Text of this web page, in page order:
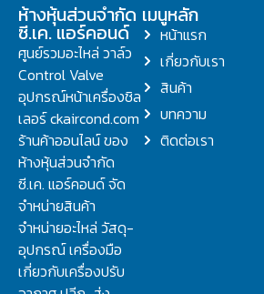
ห้างหุ้นส่วนจำกัด
ซี.เค. แอร์คอนด์
ศูนย์รวมอะไหล่ วาล์ว
Control Valve
อุปกรณ์หน้าเครื่องชิล
เลอร์ ckaircond.com
ร้านค้าออนไลน์ ของ
ห้างหุ้นส่วนจำกัด
ซี.เค. แอร์คอนด์ จัด
จำหน่ายสินค้า
จำหน่ายอะไหล่ วัสดุ-
อุปกรณ์ เครื่องมือ
เกี่ยวกับเครื่องปรับ
เมนูหลัก
หน้าแรก
เกี่ยวกับเรา
สินค้า
บทความ
ติดต่อเรา